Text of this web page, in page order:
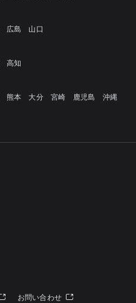
広島 山口
高知
熊本 大分 宮崎 鹿児島 沖縄
お問い合わせ